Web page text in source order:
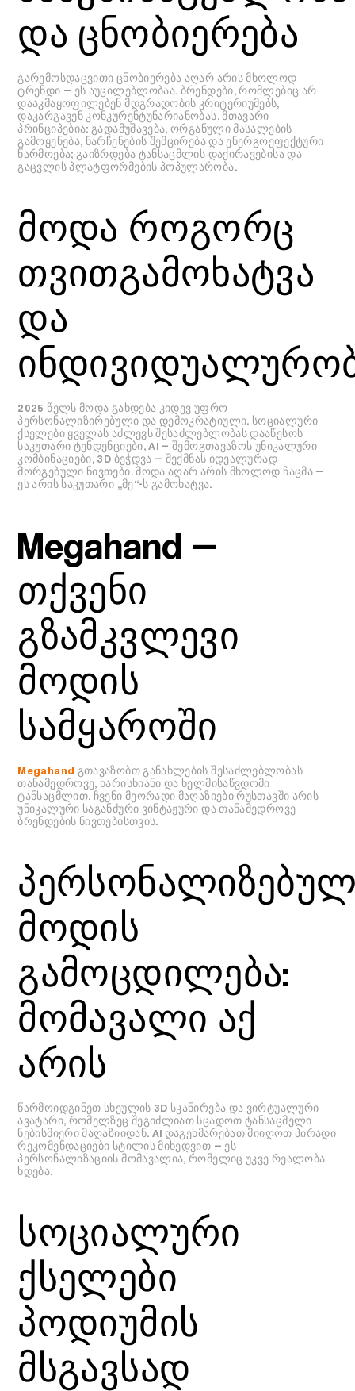
და ცნობიერება
გარემოსდაცვითი ცნობიერება აღარ არის მხოლოდ
ტრენდი — ეს აუცილებლობაა. ბრენდები, რომლებიც არ
დააკმაყოფილებენ მდგრადობის კრიტერიუმებს,
დაკარგავენ კონკურენტუნარიანობას. მთავარი
პრინციპებია: გადამუშავება, ორგანული მასალების
გამოყენება, ნარჩენების შემცირება და ენერგოეფექტური
წარმოება; გაიზრდება ტანსაცმლის დაქირავებისა და
გაცვლის პლატფორმების პოპულარობა.
მოდა როგორც
თვითგამოხატვა
და
2025 წელს მოდა გახდება კიდევ უფრო
პერსონალიზირებული და დემოკრატიული. სოციალური
ქსელები ყველას აძლევს შესაძლებლობას დააწესოს
საკუთარი ტენდენციები, AI — შემოგთავაზოს უნიკალური
კომბინაციები, 3D ბეჭდვა — შექმნას იდეალურად
მორგებული ნივთები. მოდა აღარ არის მხოლოდ ჩაცმა —
ეს არის საკუთარი „მე“-ს გამოხატვა.
Megahand —
თქვენი
გზამკვლევი
მოდის
სამყაროში
Megahand გთავაზობთ განახლების შესაძლებლობას
თანამედროვე, ხარისხიანი და ხელმისაწვდომი
ტანსაცმლით. ჩვენი მეორადი მაღაზიები რუსთავში არის
უნიკალური საგანძური ვინტაჟური და თანამედროვე
ბრენდების ნივთებისთვის.
მოდის
გამოცდილება:
მომავალი აქ
არის
წარმოიდგინეთ სხეულის 3D სკანირება და ვირტუალური
ავატარი, რომელზეც შეგიძლიათ სცადოთ ტანსაცმელი
ნებისმიერი მაღაზიიდან. AI დაგეხმარებათ მიიღოთ პირადი
რეკომენდაციები სტილის მიხედვით — ეს
პერსონალიზაციის მომავალია, რომელიც უკვე რეალობა
ხდება.
სოციალური
ქსელები
პოდიუმის
მსგავსად